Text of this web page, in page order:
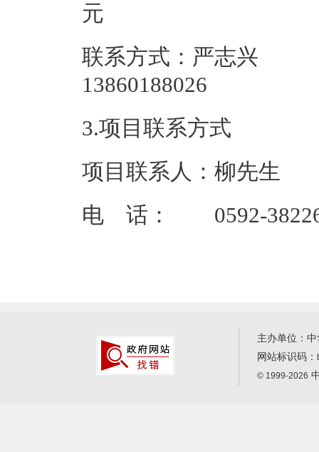
联系方式：严志兴
3.项目联系方式
项目联系人：柳先生
电 话： 0592-
主办单位：
网站标识码：
© 1999-2026